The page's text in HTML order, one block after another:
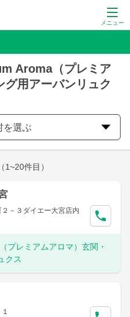
メニュー
Aroma（プレミア
グ用アーバンリュク
を選ぶ
（1~20件目）
－３ダイエー大宮店内
プレミアムアロマ）玄関・
クス